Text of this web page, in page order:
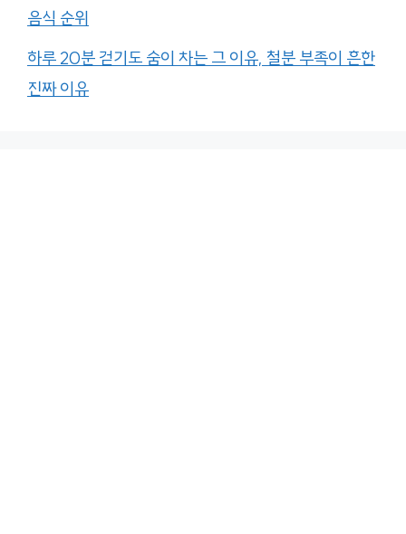
음식 순위
하루 20분 걷기도 숨이 차는 그 이유, 철분 부족이 흔한
진짜 이유